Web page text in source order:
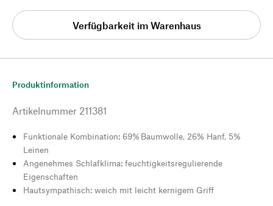
Verfügbarkeit im Warenhaus
Produktinformation
Artikelnummer 211381
Funktionale Kombination: 69% Baumwolle, 26% Hanf, 5%
Leinen
Angenehmes Schlafklima: feuchtigkeitsregulierende
Eigenschaften
Hautsympathisch: weich mit leicht kernigem Griff